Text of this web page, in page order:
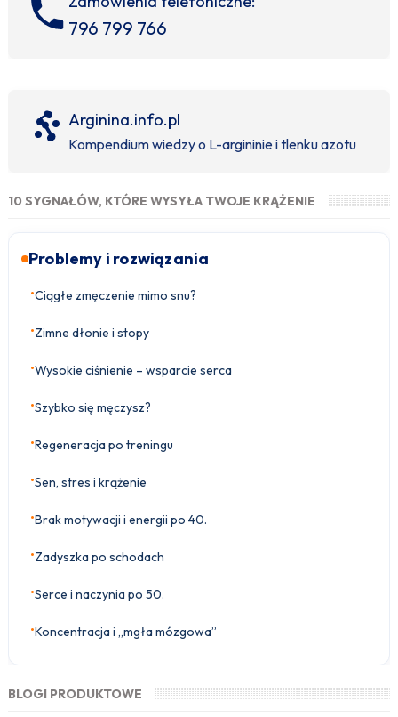
796 799 766
Arginina.info.pl
Kompendium wiedzy o L-argininie i tlenku azotu
10 SYGNAŁÓW, KTÓRE WYSYŁA TWOJE KRĄŻENIE
Problemy i rozwiązania
•Ciągłe zmęczenie mimo snu?
•Zimne dłonie i stopy
•Wysokie ciśnienie – wsparcie serca
•Szybko się męczysz?
•Regeneracja po treningu
•Sen, stres i krążenie
•Brak motywacji i energii po 40.
•Zadyszka po schodach
•Serce i naczynia po 50.
•Koncentracja i „mgła mózgowa”
BLOGI PRODUKTOWE